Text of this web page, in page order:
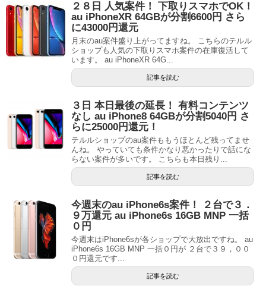
２８日 人気案件！ 下取りスマホでOK！
au iPhoneXR 64GBが分割6600円 さら
に43000円還元
月末のau案件盛り上がってますね。 こちらのテルル
ショップも人気の下取りスマホ案件の在庫復活して
います。 au iPhoneXR 64G...
記事を読む
３日 本日最後の延長！ 有料コンテンツ
なし au iPhone8 64GBが分割5040円 さ
らに25000円還元！
テルルショップのau案件ももうほとんど残ってませ
んね。 やっていても条件かなり悪かったりで話にな
らない案件が多いです。 こちらも本日残り...
記事を読む
今週末のau iPhone6s案件！ ２台で３．
９万還元 au iPhone6s 16GB MNP 一括
０円
今週末はiPhone6sが各ショップで大放出ですね。 au
iPhone6s 16GB MNP 一括０円が ２台で３９，００
０円還元です...
記事を読む